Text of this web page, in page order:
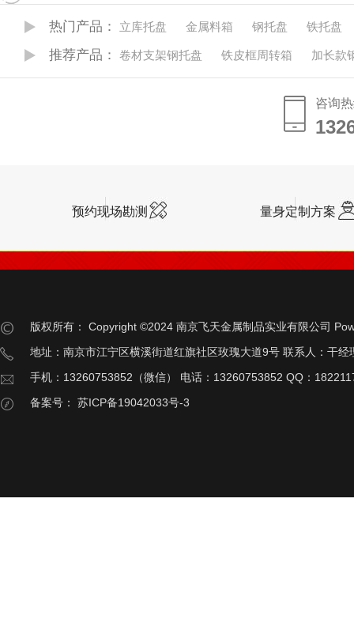
热门产品： 立库托盘 金属料箱 钢托盘 铁托盘
推荐产品： 卷材支架钢托盘 铁皮框周转箱 加长款
咨询
预约现场勘测 量身定制方案
版权所有： Copyright ©2024 南京飞天金属制品实业有限公司
地址：南京市江宁区横溪街道红旗社区玫瑰大道9号 联系人：干经
手机：13260753852（微信） 电话：13260753852 QQ：
备案号：
苏ICP备19042033号-3